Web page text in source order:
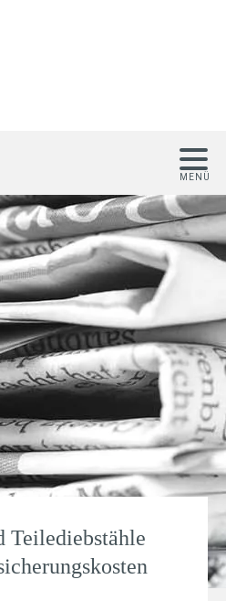
Teilediebstähle